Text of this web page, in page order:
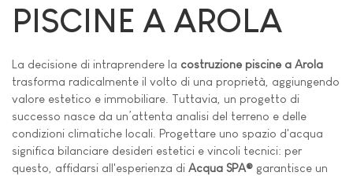
PISCINE A AROLA
La decisione di intraprendere la costruzione piscine a Arola
trasforma radicalmente il volto di una proprietà, aggiungendo
valore estetico e immobiliare. Tuttavia, un progetto di
successo nasce da un’attenta analisi del terreno e delle
condizioni climatiche locali. Progettare uno spazio d'acqua
significa bilanciare desideri estetici e vincoli tecnici: per
questo, affidarsi all'esperienza di Acqua SPA® garantisce un